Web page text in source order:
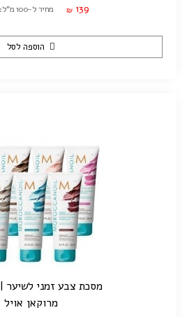
₪ 139 מחיר ל-100 מ"ל: ₪27.80
הוספה לסל
מסכת צבע זמני לשיער | 200 מ"ל
מרוקאן אויל